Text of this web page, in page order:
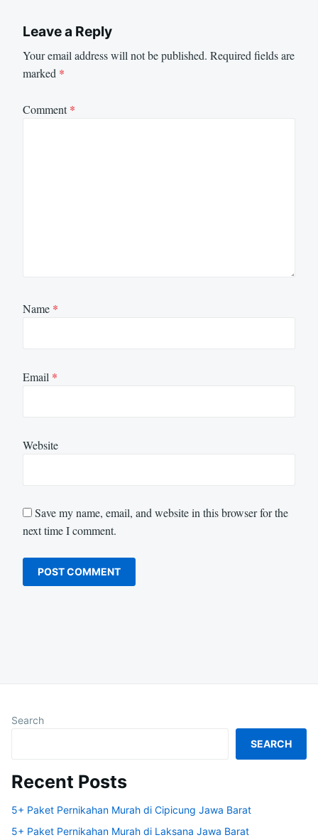
Leave a Reply
Your email address will not be published. Required fields are
marked *
Comment*
Name *
Email *
Website
Save my name, email, and website in this browser for the
next time I comment.
Search
SEARCH
Recent Posts
5+ Paket Pernikahan Murah di Cipicung Jawa Barat
5+ Paket Pernikahan Murah di Laksana Jawa Barat